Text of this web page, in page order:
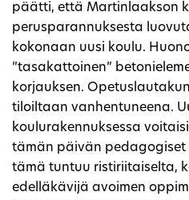
päätti, että Martinlaakson
perusparannuksesta
kokonaan uusi koulu.
”tasakattoinen”
korjauksen.
tiloiltaan vanhentuneena.
koulurakennuksessa
tämän päivän pedagogiset
tämä tuntuu ristiriitaiselta,
edelläkävijä avoimen